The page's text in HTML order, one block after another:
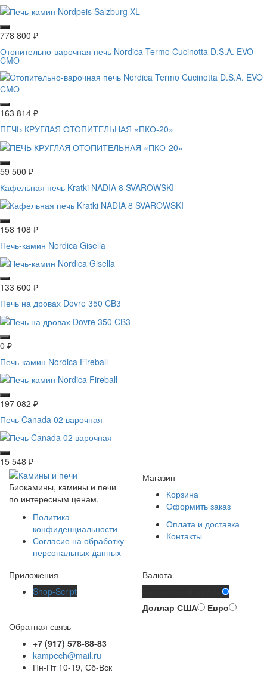
778 800 ₽
Отопительно-варочная печь Nordica Termo Cucinotta D.S.A. EVO
CMO
163 814 ₽
ПЕЧЬ КРУГЛАЯ ОТОПИТЕЛЬНАЯ «ПКО-20»
59 500 ₽
Кафельная печь Kratki NADIA 8 SVAROWSKI
158 108 ₽
Печь-камин Nordica Gisella
133 600 ₽
Печь на дровах Dovre 350 CB3
0 ₽
Печь-камин Nordica Fireball
197 082 ₽
Печь Canada 02 варочная
15 548 ₽
Биокамины, камины и печи
по интересным ценам.
Политика
конфиденциальности
Согласие на обработку
персональных данных
Магазин
Корзина
Оформить заказ
Оплата и доставка
Контакты
Приложения
Shop-Script
Валюта
Доллар США
Евро
Обратная связь
+7 (917) 578-88-83
kampech@mail.ru
Пн-Пт 10-19, Сб-Вск